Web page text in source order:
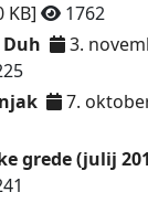
KB]
1762
Duh
3.
7.
grede (julij